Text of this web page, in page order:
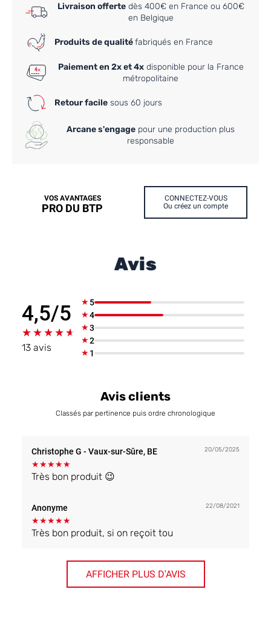
Livraison offertedès 400€ en France ou 600€
en Belgique
Produits de qualitéfabriqués en France
Paiement en 2x et 4xdisponible pour la France
métropolitaine
Retour facile sous 60 jours
Arcane s'engage pour une production plus
responsable
VOS AVANTAGES
PRO DU BTP
CONNECTEZ-VOUS
Ou créez un compte
Avis
4,5/5
★★★★★
★★★★★
13 avis
★5
★4
★3
★2
★1
Avis clients
Classés par pertinence puis ordre chronologique
Christophe G - Vaux-sur-Sûre, BE 20/05/2025
★★★★★
Très bon produit 😉
Anonyme 22/08/2021
★★★★★
Très bon produit, si on reçoit tou
AFFICHER PLUS D'AVIS